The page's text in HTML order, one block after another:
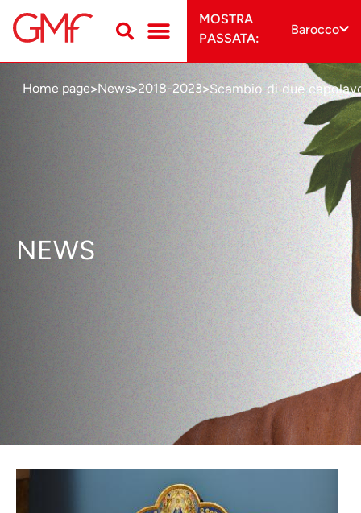
MOSTRA
PASSATA:
Barocco
Home page>News>2018-2023>Scambio di due
NEWS